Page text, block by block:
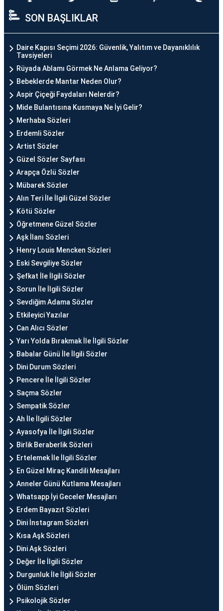
SON BAŞLIKLAR
Daire Kapısı Seçimi 2026: Güvenlik, Yalıtım ve Dayanıklılık
Tavsiyeleri
Rüyada Ablamı Görmek Ne Anlama Geliyor?
Bebeklerde Mantar Neden Olur?
Aspir Çiçeği Faydaları Nelerdir?
Mide Bulantısına Kusmaya Ne İyi Gelir?
Merhaba Sözleri
Erdemli Sözler
Artist Sözler
Güzel Sözler Sayfası
Arapça Özlü Sözler
Mübarek Sözler
Alın Teri İle İlgili Güzel Sözler
Kötü Sözler
Öğretmene Güzel Sözler
Aşk İlanı Sözleri
Henry Louis Mencken Sözleri
Eski Sevgiliye Sözler
Şefkat İle İlgili Sözler
Sorun İle İlgili Sözler
Sevdiğim Adama Sözler
Etkileyici Yazılar
Can Alıcı Sözler
Yarı Yolda Bırakmak İle İlgili Sözler
Babalar Günü İle İlgili Sözler
Dini Durum Sözleri
Pencere İle İlgili Sözler
Saçma Sözler
Sempatik Sözler
Ah İle İlgili Sözler
Ayasofya İle İlgili Sözler
Birlik Beraberlik Sözleri
Ertelemek İle İlgili Sözler
En Güzel Miraç Kandili Mesajları
Anneler Günü Kutlama Mesajları
Whatsapp İyi Geceler Mesajları
Erdem Bayazıt Sözleri
Dini İnstagram Sözleri
Kısa Aşk Sözleri
Dini Aşk Sözleri
Değer İle İlgili Sözler
Durgunluk İle İlgili Sözler
Ölüm Sözleri
Psikolojik Sözler